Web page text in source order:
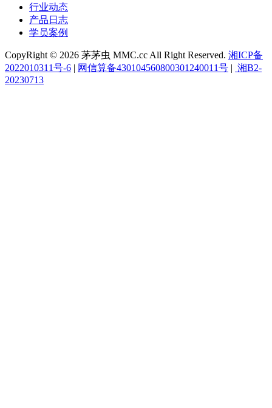
行业动态
产品日志
学员案例
CopyRight © 2026 茅茅虫 MMC.cc All Right Reserved. 湘ICP备
2022010311号-6 | 网信算备430104560800301240011号 | 湘B2-
20230713